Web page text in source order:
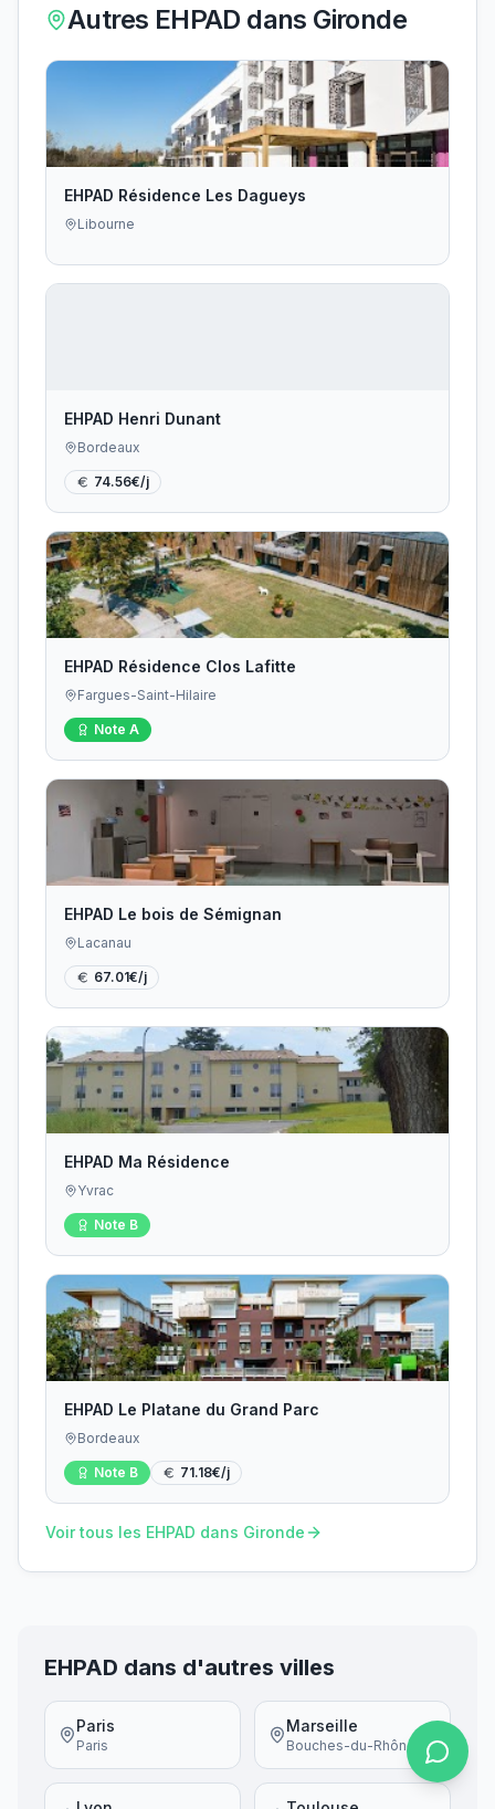
Autres EHPAD dans Gironde
EHPAD Résidence Les Dagueys
Libourne
EHPAD Henri Dunant
Bordeaux
74.56€/j
EHPAD Résidence Clos Lafitte
Fargues-Saint-Hilaire
Note A
EHPAD Le bois de Sémignan
Lacanau
67.01€/j
EHPAD Ma Résidence
Yvrac
Note B
EHPAD Le Platane du Grand Parc
Bordeaux
Note B 71.18€/j
Voir tous les EHPAD dans Gironde
EHPAD dans d'autres villes
Paris
Paris
Marseille
Bouches-du-Rhône